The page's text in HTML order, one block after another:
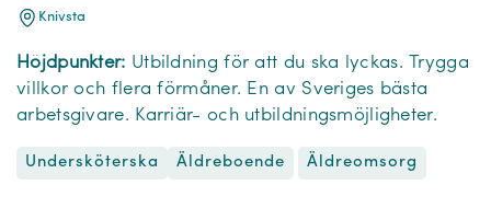
Knivsta
Höjdpunkter: Utbildning för att du ska lyckas. Trygga
villkor och flera förmåner. En av Sveriges bästa
arbetsgivare. Karriär- och utbildningsmöjligheter.
Undersköterska Äldreboende Äldreomsorg